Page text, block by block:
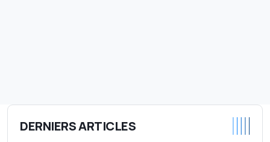
DERNIERS ARTICLES